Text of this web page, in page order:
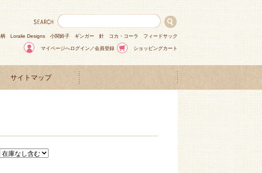
Loralie Designs 小関鈴子 ギンガー 針 コカ・コーラ フィードサック
マイページへログイン／会員登録 ショッピングカート
サイトマップ